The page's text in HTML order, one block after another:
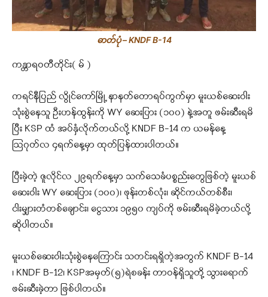
ဓာတ်ပုံ – KNDF B-14
ကန္တာရဝတီတိုင်း( မ် )
ကရင်နီပြည် လွိုင်ကော်မြို့ နာနတ်တောရပ်ကွက်မှာ မူးယစ်ဆေးဝါး
သုံးစွဲနေသူ ဦးဟန်ထွန်းကို WY ဆေးပြား (၁၀၀) နဲ့အတူ ဖမ်းဆီးရမိ
ပြီး KSP ထံ အပ်နှံလိုက်တယ်လို့ KNDF B-14 က ယမန်နေ့
ဩဂုတ်လ ၄ရက်နေ့မှာ ထုတ်ပြန်ထားပါတယ်။
ပြီးခဲ့တဲ့ ဇူလိုင်လ ၂၉ရက်နေ့မှာ သက်သေခံပစ္စည်းတွေဖြစ်တဲ့ မူးယစ်
ဆေးဝါး WY ဆေးပြား (၁၀၀)၊ ဖုန်းတစ်လုံး၊ ဆိုင်ကယ်တစ်စီး၊
ငါးမျှားတံတစ်ချောင်း၊ ငွေသား ၁၉၅၀ ကျပ်ကို ဖမ်းဆီးရမိခဲ့တယ်လို့
ဆိုပါတယ်။
မူးယစ်ဆေးဝါးသုံးစွဲနေကြောင်း သတင်းရရှိတဲ့အတွက် KNDF B-14
၊ KNDF B-12၊ KSPအမှတ်(၅)ရဲစခန်း တာဝန်ရှိသူတို့ သွားရောက်
ဖမ်းဆီးခဲ့တာ ဖြစ်ပါတယ်။